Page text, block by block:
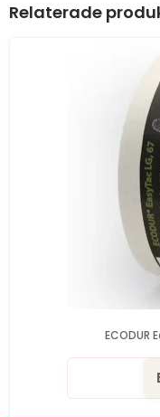
Relaterade
ECODUR